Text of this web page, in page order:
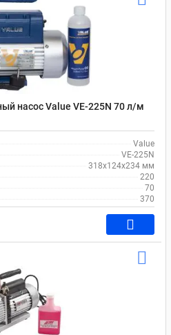
насос Value VE-225N 70 л/м
Value
VE-225N
318x124x234 мм
220
70
370